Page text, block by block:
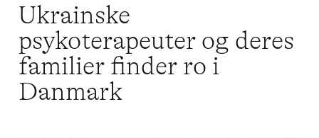
Ukrainske
psykoterapeuter og deres
familier finder ro i
Danmark